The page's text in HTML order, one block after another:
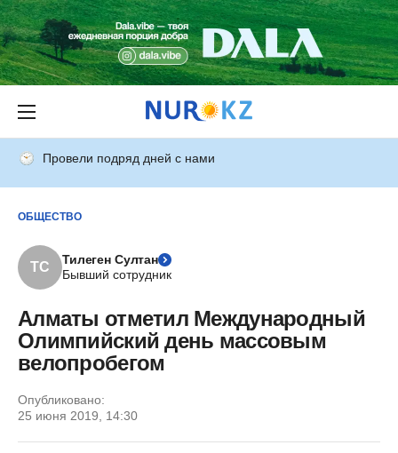
Провели подряд дней с нами
ОБЩЕСТВО
ТС
Тилеген Султан
Бывший сотрудник
Алматы отметил Международный
Олимпийский день массовым
велопробегом
Опубликовано:
25 июня 2019, 14:30